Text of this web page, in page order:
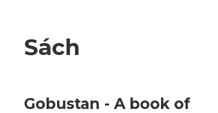
Sách
Gobustan - A book of